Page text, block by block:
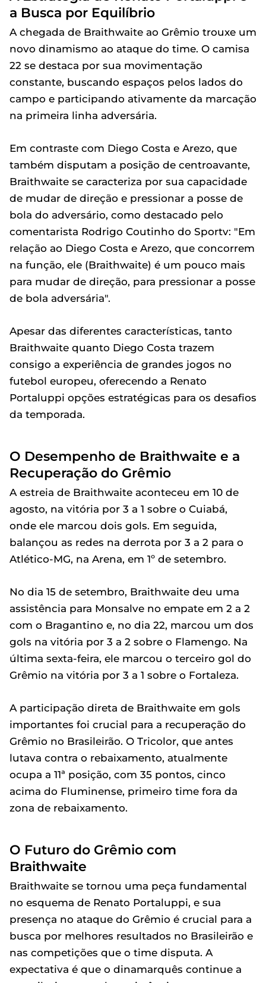
a Busca por Equilíbrio
A chegada de Braithwaite ao Grêmio trouxe um
novo dinamismo ao ataque do time. O camisa
22 se destaca por sua movimentação
constante, buscando espaços pelos lados do
campo e participando ativamente da marcação
na primeira linha adversária.
Em contraste com Diego Costa e Arezo, que
também disputam a posição de centroavante,
Braithwaite se caracteriza por sua capacidade
de mudar de direção e pressionar a posse de
bola do adversário, como destacado pelo
comentarista Rodrigo Coutinho do Sportv: "Em
relação ao Diego Costa e Arezo, que concorrem
na função, ele (Braithwaite) é um pouco mais
para mudar de direção, para pressionar a posse
de bola adversária".
Apesar das diferentes características, tanto
Braithwaite quanto Diego Costa trazem
consigo a experiência de grandes jogos no
futebol europeu, oferecendo a Renato
Portaluppi opções estratégicas para os desafios
da temporada.
O Desempenho de Braithwaite e a
Recuperação do Grêmio
A estreia de Braithwaite aconteceu em 10 de
agosto, na vitória por 3 a 1 sobre o Cuiabá,
onde ele marcou dois gols. Em seguida,
balançou as redes na derrota por 3 a 2 para o
Atlético-MG, na Arena, em 1º de setembro.
No dia 15 de setembro, Braithwaite deu uma
assistência para Monsalve no empate em 2 a 2
com o Bragantino e, no dia 22, marcou um dos
gols na vitória por 3 a 2 sobre o Flamengo. Na
última sexta-feira, ele marcou o terceiro gol do
Grêmio na vitória por 3 a 1 sobre o Fortaleza.
A participação direta de Braithwaite em gols
importantes foi crucial para a recuperação do
Grêmio no Brasileirão. O Tricolor, que antes
lutava contra o rebaixamento, atualmente
ocupa a 11ª posição, com 35 pontos, cinco
acima do Fluminense, primeiro time fora da
zona de rebaixamento.
O Futuro do Grêmio com
Braithwaite
Braithwaite se tornou uma peça fundamental
no esquema de Renato Portaluppi, e sua
presença no ataque do Grêmio é crucial para a
busca por melhores resultados no Brasileirão e
nas competições que o time disputa. A
expectativa é que o dinamarquês continue a